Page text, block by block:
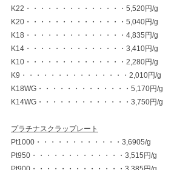
K22・・・・・・・・・・・・・・5,520円/g
K20・・・・・・・・・・・・・・5,040円/g
K18・・・・・・・・・・・・・・4,835円/g
K14・・・・・・・・・・・・・・3,410円/g
K10・・・・・・・・・・・・・・2,280円/g
K9・・・・・・・・・・・・・・・2,010円/g
K18WG・・・・・・・・・・・・・5,170円/g
K14WG・・・・・・・・・・・・・3,750円/g
プラチナスクラップレート
Pt1000・・・・・・・・・・・・3,6905/g
Pt950・・・・・・・・・・・・・3,515円/g